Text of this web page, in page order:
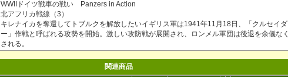
WWIIドイツ戦車の戦い Panzers in Action
北アフリカ戦線（3）
キレナイカを奪還してトブルクを解放したいイギリス軍は1941年11月18日、「クルセイダ
ー」作戦と呼ばれる攻勢を開始。激しい攻防戦が展開され、ロンメル軍団は後退を余儀なく
される。
関連商品